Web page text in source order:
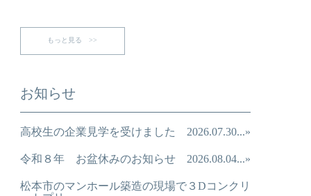
もっと見る >>
お知らせ
高校生の企業見学を受けました 2026.07.30...»
令和８年 お盆休みのお知らせ 2026.08.04...»
松本市のマンホール築造の現場で３Dコンクリ